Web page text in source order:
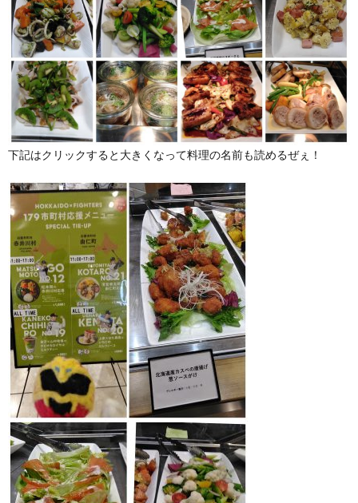
下記はクリックすると大きくなって料理の名前も読めるぜぇ！